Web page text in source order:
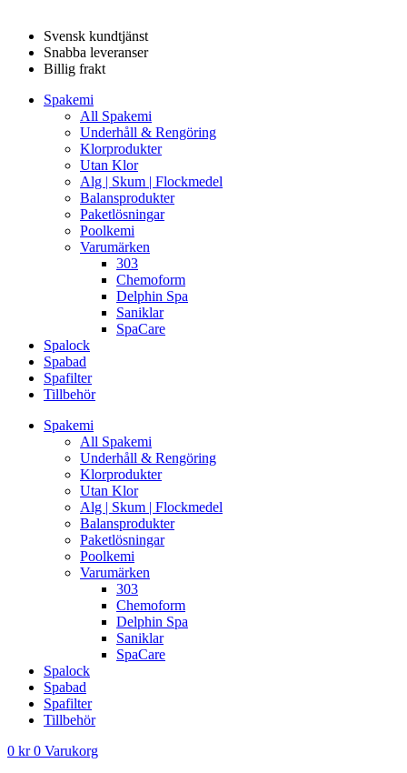
Svensk kundtjänst
Snabba leveranser
Billig frakt
Spakemi
All Spakemi
Underhåll & Rengöring
Klorprodukter
Utan Klor
Alg | Skum | Flockmedel
Balansprodukter
Paketlösningar
Poolkemi
Varumärken
303
Chemoform
Delphin Spa
Saniklar
SpaCare
Spalock
Spabad
Spafilter
Tillbehör
Spakemi
All Spakemi
Underhåll & Rengöring
Klorprodukter
Utan Klor
Alg | Skum | Flockmedel
Balansprodukter
Paketlösningar
Poolkemi
Varumärken
303
Chemoform
Delphin Spa
Saniklar
SpaCare
Spalock
Spabad
Spafilter
Tillbehör
0 kr 0 Varukorg